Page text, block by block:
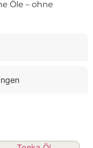
Öle – ohne